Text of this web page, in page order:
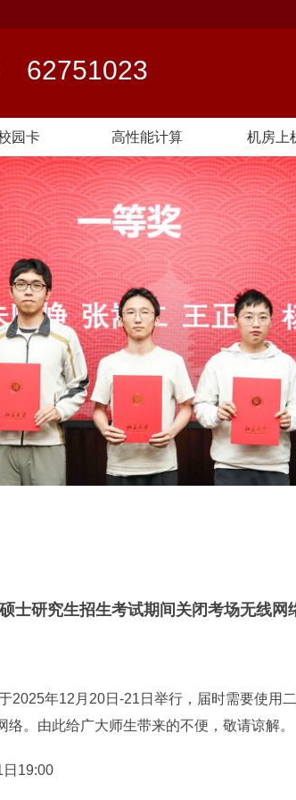
62751023
园卡 高性能计算 机房上
士研究生招生考试期间关闭考场无线网
2025年12月20日-21日举行，届时需要使用
。由此给广大师生带来的不便，敬请谅解。
日19:00